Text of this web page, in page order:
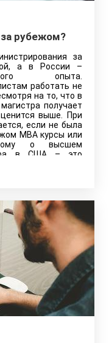
рубежом?
за
а в России –
опыта.
работать не
на то, что в
получает
выше. При
если не была
MBA курсы или
о высшем
в США – это
степени,